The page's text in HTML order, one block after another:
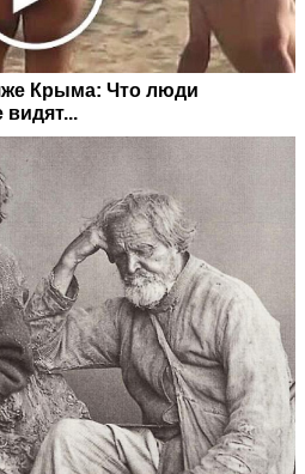
Крыма: Что люди
видят...